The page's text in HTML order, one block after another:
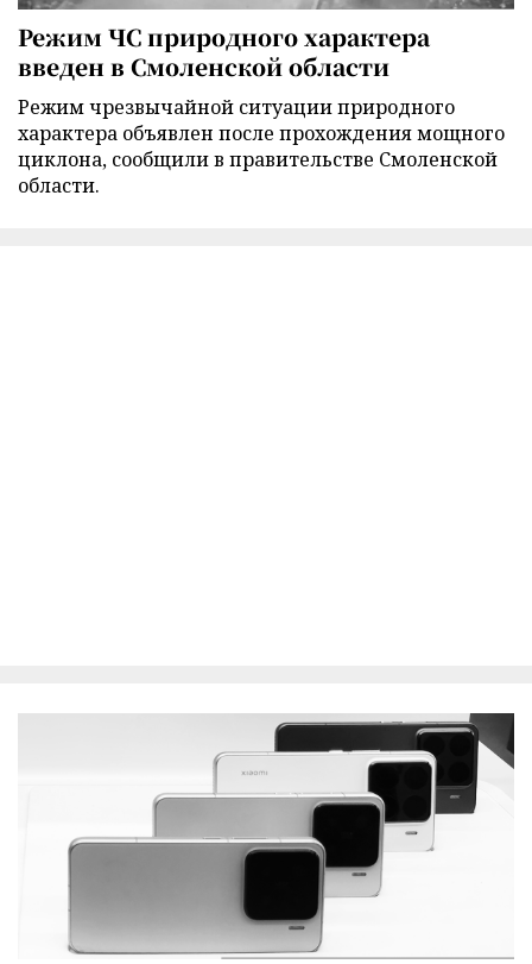
Режим ЧС природного характера
введен в Смоленской области
Режим чрезвычайной ситуации природного
характера объявлен после прохождения мощного
циклона, сообщили в правительстве Смоленской
области.